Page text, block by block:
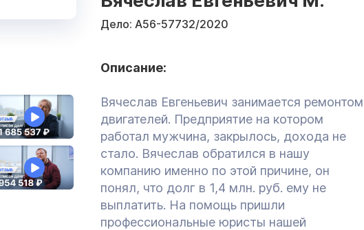
Дело: А56-57732/2020
Описание:
Вячеслав Евгеньевич занимается ремонтом
двигателей. Предприятие на котором
работал мужчина, закрылось, дохода не
стало. Вячеслав обратился в нашу
компанию именно по этой причине, он
понял, что долг в 1,4 млн. руб. ему не
выплатить. На помощь пришли
профессиональные юристы нашей